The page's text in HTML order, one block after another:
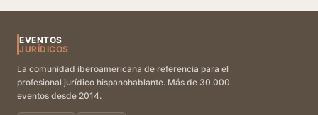
EVENTOS
JURÍDICOS
La comunidad iberoamericana de referencia para el
profesional jurídico hispanohablante. Más de 30.000
eventos desde 2014.